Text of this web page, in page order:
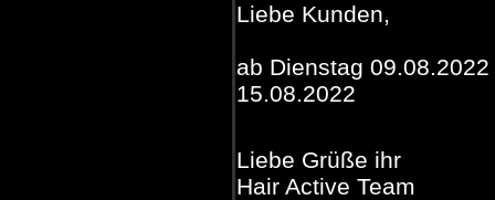
Liebe Kunden,
ab Dienstag
15.08.2022
Liebe Grüße ihr
Hair Active Team